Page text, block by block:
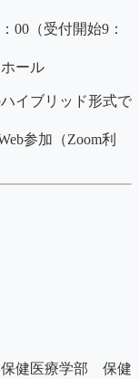
00（受付開始9：
ール
イブリッド形式で
参加（Zoom利
健医療学部 保健